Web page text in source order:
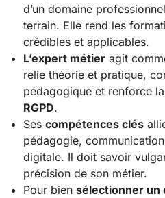
d’un domaine
terrain. Elle rend les
crédibles et applicables.
L’expert métier agit
relie théorie et pratique,
pédagogique et renforce
RGPD.
Ses compétences clés
pédagogie,
digitale. Il doit savoir
précision de son métier.
Pour bien sélectionner un